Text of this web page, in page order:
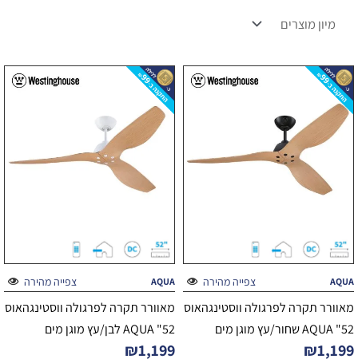
צפייה מהירה AQUA
מאוורר תקרה לפרגולה ווסטינגהאוס
52" AQUA שחור/עץ מוגן מים
₪1,199
צפייה מהירה AQUA
מאוורר תקרה לפרגולה ווסטינגהאוס
52" AQUA לבן/עץ מוגן מים
₪1,199